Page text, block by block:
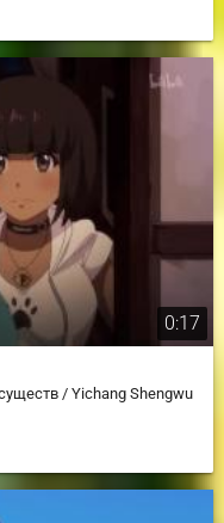
0:17
/ Yichang Shengwu